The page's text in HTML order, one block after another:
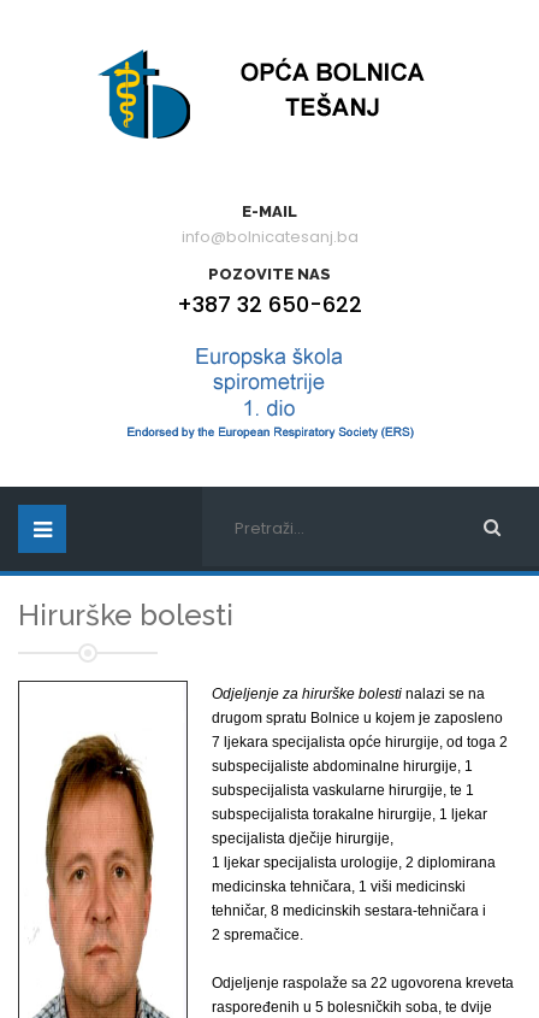
E-MAIL
info@bolnicatesanj.ba
POZOVITE NAS
+387 32 650-622
Hirurške bolesti
Odjeljenje za hirurške bolesti nalazi se na
drugom spratu Bolnice u kojem je zaposleno
7 ljekara specijalista opće hirurgije, od toga 2
subspecijaliste abdominalne hirurgije, 1
subspecijalista vaskularne hirurgije, te 1
subspecijalista torakalne hirurgije, 1 ljekar
specijalista dječije hirurgije,
1 ljekar specijalista urologije, 2 diplomirana
medicinska tehničara, 1 viši medicinski
tehničar, 8 medicinskih sestara-tehničara i
2 spremačice.
Odjeljenje raspolaže sa 22 ugovorena kreveta
raspoređenih u 5 bolesničkih soba, te dvije